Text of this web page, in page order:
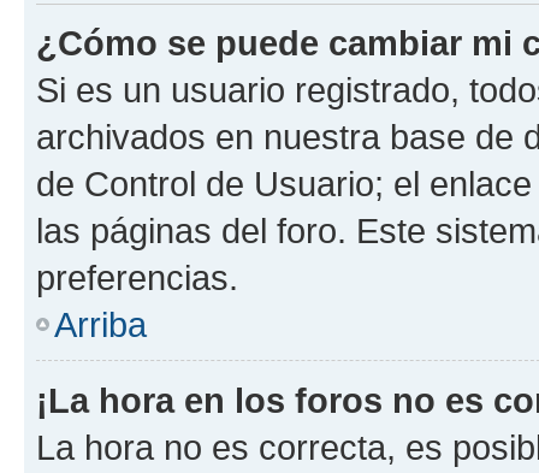
¿Cómo se puede cambiar mi
Si es un usuario registrado,
archivados en nuestra base de
de Control de Usuario; el
las páginas del foro. Este
preferencias.
Arriba
¡La hora en los foros no es
La hora no es correcta, es